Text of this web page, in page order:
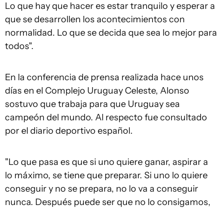
Lo que hay que hacer es estar tranquilo y esperar a
que se desarrollen los acontecimientos con
normalidad. Lo que se decida que sea lo mejor para
todos".
En la conferencia de prensa realizada hace unos
días en el Complejo Uruguay Celeste, Alonso
sostuvo que trabaja para que Uruguay sea
campeón del mundo. Al respecto fue consultado
por el diario deportivo español.
"Lo que pasa es que si uno quiere ganar, aspirar a
lo máximo, se tiene que preparar. Si uno lo quiere
conseguir y no se prepara, no lo va a conseguir
nunca. Después puede ser que no lo consigamos,